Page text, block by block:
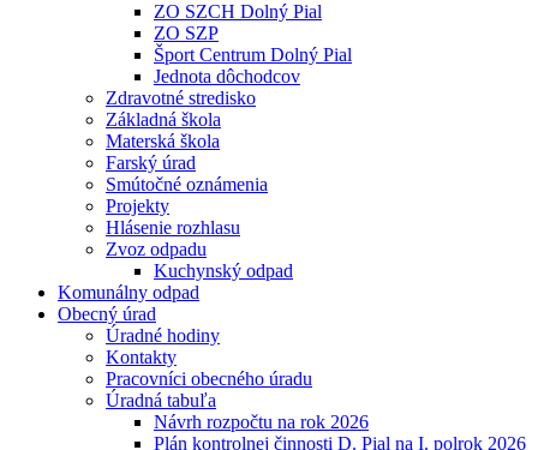
ZO SZCH Dolný Pial
ZO SZP
Šport Centrum Dolný Pial
Jednota dôchodcov
Zdravotné stredisko
Základná škola
Materská škola
Farský úrad
Smútočné oznámenia
Projekty
Hlásenie rozhlasu
Zvoz odpadu
Kuchynský odpad
Komunálny odpad
Obecný úrad
Úradné hodiny
Kontakty
Pracovníci obecného úradu
Úradná tabuľa
Návrh rozpočtu na rok 2026
Plán kontrolnej činnosti D. Pial na I. polrok 2026